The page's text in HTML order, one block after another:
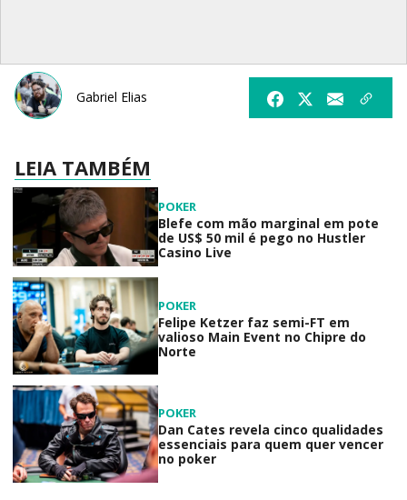
Gabriel Elias
LEIA TAMBÉM
POKER
Blefe com mão marginal em pote
de US$ 50 mil é pego no Hustler
Casino Live
POKER
Felipe Ketzer faz semi-FT em
valioso Main Event no Chipre do
Norte
POKER
Dan Cates revela cinco qualidades
essenciais para quem quer vencer
no poker